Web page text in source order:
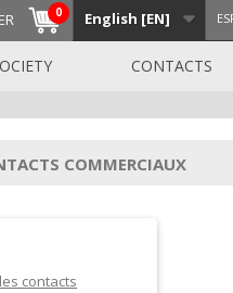
English [EN]
0
CONTACTS
COMMERCIAUX
contacts